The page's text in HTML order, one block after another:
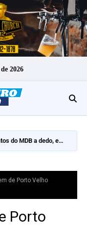
2026
do MDB a dedo, e
de Porto Velho
Porto